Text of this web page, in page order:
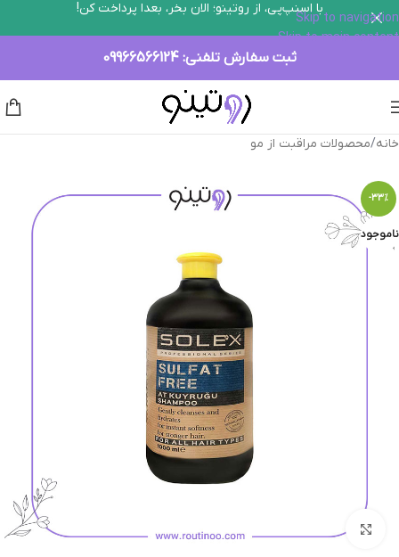
Skip to navigation
Skip to main content
با اسنپ‌پی، از روتینو؛ الان بخر، بعدا پرداخت کن!
ثبت سفارش تلفنی: 09966566124
خانه/محصولات مراقبت از مو
-33%
ناموجود
بزرگنمایی تصویر